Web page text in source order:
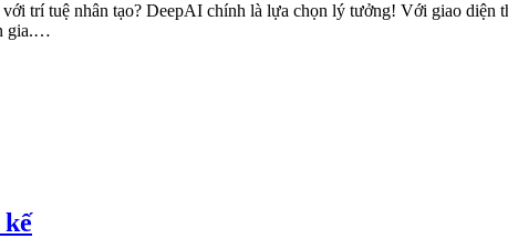
trí tuệ nhân tạo? DeepAI chính là lựa chọn lý tưởng! Với giao diện
gia.…